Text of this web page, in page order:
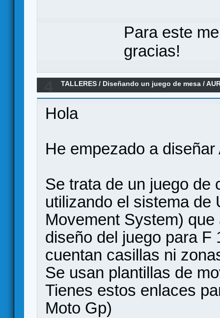
Para este
gracias!
TALLERES / Diseñando un juego de mesa /
Hola
He empezado a
Se trata de un juego de
utilizando el sistema de
Movement System)
diseño del juego para F
cuentan casillas ni
Se usan plantillas de
Tienes estos enlaces
Moto Gp)